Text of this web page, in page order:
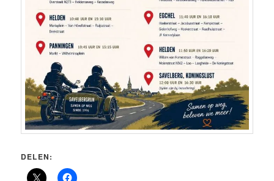
DELEN: